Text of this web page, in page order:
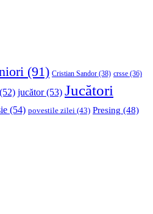
(91) Cristian Sandor (38) crsse (36)
(52) jucător(53) Jucători
(54) povestile zilei (43) Presing (48)